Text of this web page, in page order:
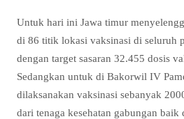
Untuk hari ini Jawa timur
di 86 titik lokasi vaksinasi di seluruh
dengan target sasaran 32.455 dosis
Sedangkan untuk di Bakorwil IV
dilaksanakan vaksinasi sebanyak
dari tenaga kesehatan gabungan